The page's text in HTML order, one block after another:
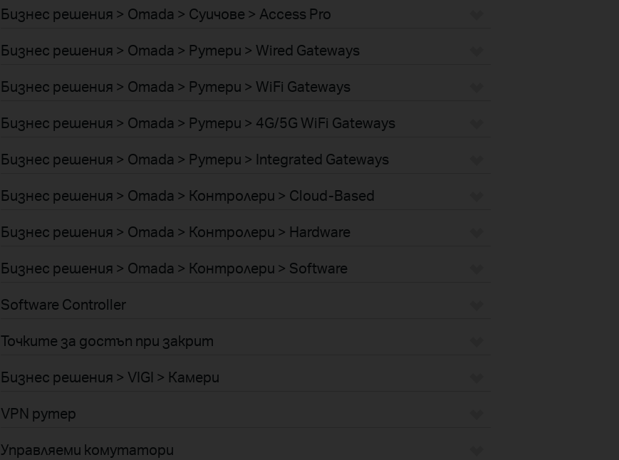
Бизнес решения > Omada > Суичове > Access Pro
Бизнес решения > Omada > Рутери > Wired Gateways
Бизнес решения > Omada > Рутери > WiFi Gateways
Бизнес решения > Omada > Рутери > 4G/5G WiFi Gateways
Бизнес решения > Omada > Рутери > Integrated Gateways
Бизнес решения > Omada > Контролери > Cloud-Based
Бизнес решения > Omada > Контролери > Hardware
Бизнес решения > Omada > Контролери > Software
Software Controller
Точките за достъп при закрит
Бизнес решения > VIGI > Камери
VPN рутер
Управляеми комутатори